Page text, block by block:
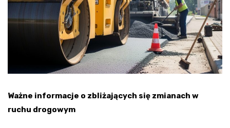
Ważne informacje o zbliżających się zmianach w
ruchu drogowym